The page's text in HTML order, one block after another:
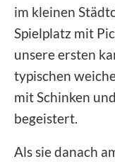
im kleinen
Spielplatz mit
unsere ersten
typischen
mit Schinken
begeistert.
Als sie danach